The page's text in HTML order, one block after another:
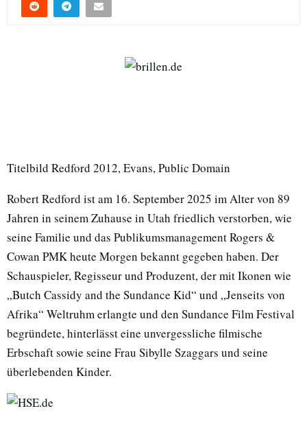
Titelbild Redford 2012, Evans, Public Domain
Robert Redford ist am 16. September 2025 im Alter von 89
Jahren in seinem Zuhause in Utah friedlich verstorben, wie
seine Familie und das Publikumsmanagement Rogers &
Cowan PMK heute Morgen bekannt gegeben haben. Der
Schauspieler, Regisseur und Produzent, der mit Ikonen wie
„Butch Cassidy and the Sundance Kid“ und „Jenseits von
Afrika“ Weltruhm erlangte und den Sundance Film Festival
begründete, hinterlässt eine unvergessliche filmische
Erbschaft sowie seine Frau Sibylle Szaggars und seine
überlebenden Kinder.